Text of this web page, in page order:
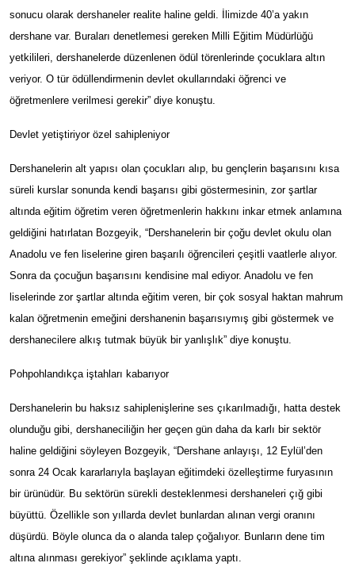
sonucu olarak dershaneler realite haline geldi. İlimizde 40’a yakın
dershane var. Buraları denetlemesi gereken Milli Eğitim Müdürlüğü
yetkilileri, dershanelerde düzenlenen ödül törenlerinde çocuklara altın
veriyor. O tür ödüllendirmenin devlet okullarındaki öğrenci ve
öğretmenlere verilmesi gerekir” diye konuştu.
Devlet yetiştiriyor özel sahipleniyor
Dershanelerin alt yapısı olan çocukları alıp, bu gençlerin başarısını kısa
süreli kurslar sonunda kendi başarısı gibi göstermesinin, zor şartlar
altında eğitim öğretim veren öğretmenlerin hakkını inkar etmek anlamına
geldiğini hatırlatan Bozgeyik, “Dershanelerin bir çoğu devlet okulu olan
Anadolu ve fen liselerine giren başarılı öğrencileri çeşitli vaatlerle alıyor.
Sonra da çocuğun başarısını kendisine mal ediyor. Anadolu ve fen
liselerinde zor şartlar altında eğitim veren, bir çok sosyal haktan mahrum
kalan öğretmenin emeğini dershanenin başarısıymış gibi göstermek ve
dershanecilere alkış tutmak büyük bir yanlışlık” diye konuştu.
Pohpohlandıkça iştahları kabarıyor
Dershanelerin bu haksız sahiplenişlerine ses çıkarılmadığı, hatta destek
olunduğu gibi, dershaneciliğin her geçen gün daha da karlı bir sektör
haline geldiğini söyleyen Bozgeyik, “Dershane anlayışı, 12 Eylül’den
sonra 24 Ocak kararlarıyla başlayan eğitimdeki özelleştirme furyasının
bir ürünüdür. Bu sektörün sürekli desteklenmesi dershaneleri çığ gibi
büyüttü. Özellikle son yıllarda devlet bunlardan alınan vergi oranını
düşürdü. Böyle olunca da o alanda talep çoğalıyor. Bunların dene tim
altına alınması gerekiyor” şeklinde açıklama yaptı.